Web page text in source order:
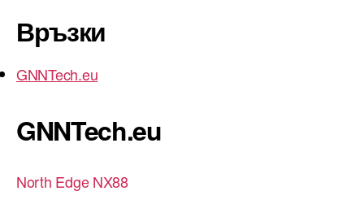
Връзки
GNNTech.eu
GNNTech.eu
North Edge NX88